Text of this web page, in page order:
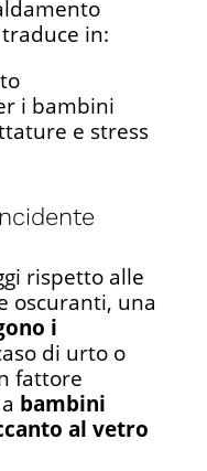
in:
i bambini
e stress
rispetto alle
oscuranti, una
i
di urto o
fattore
bambini
al vetro